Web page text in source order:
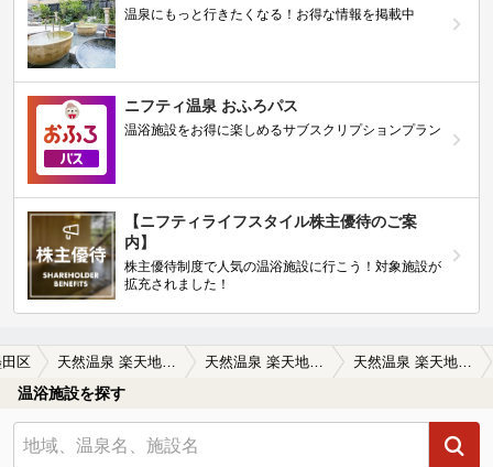
温泉にもっと行きたくなる！お得な情報を掲載中
ニフティ温泉 おふろパス
温浴施設をお得に楽しめるサブスクリプションプラン
【ニフティライフスタイル株主優待のご案
内】
株主優待制度で人気の温浴施設に行こう！対象施設が
拡充されました！
区 天然温泉 楽天地スパ（旧 楽天地グランドサウナ）の口コミ 追伸
温浴施設を探す